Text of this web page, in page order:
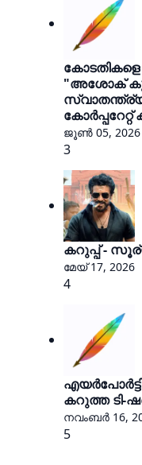
കോടതികളെ
"അശോക്
കോർപ്പറേറ്റ്
ജൂൺ 05, 2026
3
കറുപ്പ് -
മേയ് 17, 2026
4
കറുത്ത ടി-
നവംബർ 16,
5